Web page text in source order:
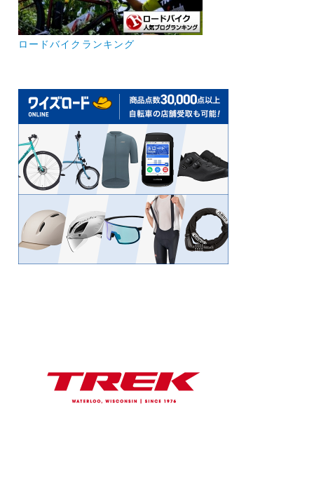
ロードバイクランキング